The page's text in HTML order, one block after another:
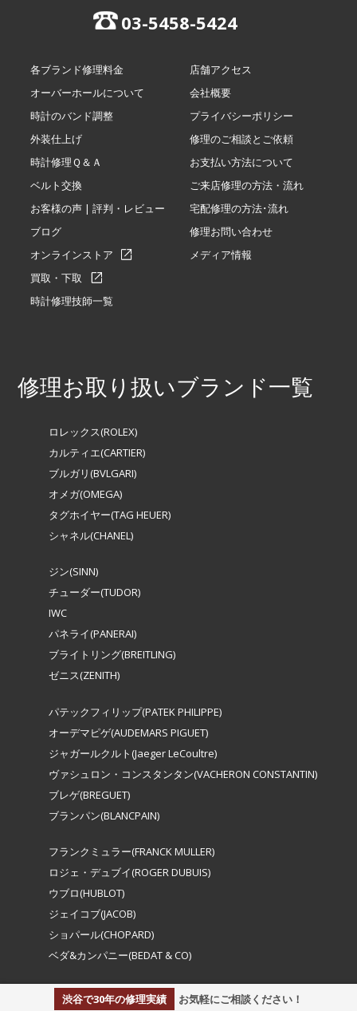
渋谷で30年の修理実績 お気軽にご相談ください！
03-5458-5424
各ブランド修理料金
オーバーホールについて
時計のバンド調整
外装仕上げ
時計修理Ｑ＆Ａ
ベルト交換
お客様の声 | 評判・レビュー
ブログ
オンラインストア
買取・下取
時計修理技師一覧
店舗アクセス
会社概要
プライバシーポリシー
修理のご相談とご依頼
お支払い方法について
ご来店修理の方法・流れ
宅配修理の方法･流れ
修理お問い合わせ
メディア情報
修理お取り扱いブランド一覧
ロレックス(ROLEX)
カルティエ(CARTIER)
ブルガリ(BVLGARI)
オメガ(OMEGA)
タグホイヤー(TAG HEUER)
シャネル(CHANEL)
ジン(SINN)
チューダー(TUDOR)
IWC
パネライ(PANERAI)
ブライトリング(BREITLING)
ゼニス(ZENITH)
パテックフィリップ(PATEK PHILIPPE)
オーデマピゲ(AUDEMARS PIGUET)
ジャガールクルト(Jaeger LeCoultre)
ヴァシュロン・コンスタンタン(VACHERON CONSTANTIN)
ブレゲ(BREGUET)
ブランパン(BLANCPAIN)
フランクミュラー(FRANCK MULLER)
ロジェ・デュブイ(ROGER DUBUIS)
ウブロ(HUBLOT)
ジェイコブ(JACOB)
ショパール(CHOPARD)
ベダ&カンパニー(BEDAT & CO)